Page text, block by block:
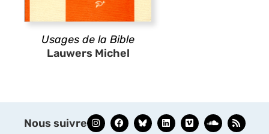
Usages de la Bible
Lauwers Michel
Nous suivre